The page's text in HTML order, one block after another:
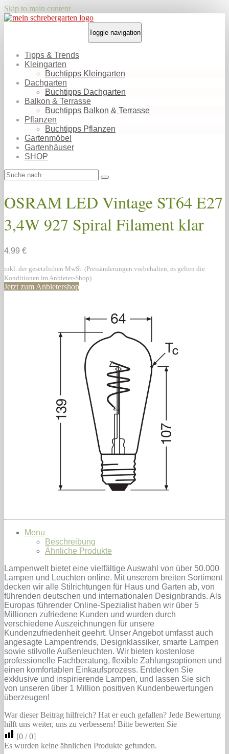
Skip to main content
Toggle navigation
Tipps & Trends
Kleingarten
Buchtipps Kleingarten
Dachgarten
Buchtipps Dachgarten
Balkon & Terrasse
Buchtipps Balkon & Terrasse
Pflanzen
Buchtipps Pflanzen
Gartenmöbel
Gartenhäuser
SHOP
OSRAM LED Vintage ST64 E27
3,4W 927 Spiral Filament klar
4,99 €
inkl. der gesetzlichen MwSt. (Preisänderungen vorbehalten, es gelten die
Konditionen im Anbieter-Shop)
Jetzt zum Anbietershop
Menu
Beschreibung
Ähnliche Produkte
Lampenwelt bietet eine vielfältige Auswahl von über 50.000
Lampen und Leuchten online. Mit unserem breiten Sortiment
decken wir alle Stilrichtungen für Haus und Garten ab, von
führenden deutschen und internationalen Designbrands. Als
Europas führender Online-Spezialist haben wir über 5
Millionen zufriedene Kunden und wurden durch
verschiedene Auszeichnungen für unsere
Kundenzufriedenheit geehrt. Unser Angebot umfasst auch
angesagte Lampentrends, Designklassiker, smarte Lampen
sowie stilvolle Außenleuchten. Wir bieten kostenlose
professionelle Fachberatung, flexible Zahlungsoptionen und
einen komfortablen Einkaufsprozess. Entdecken Sie
exklusive und inspirierende Lampen, und lassen Sie sich
von unseren über 1 Million positiven Kundenbewertungen
überzeugen!
War dieser Beitrag hilfreich? Hat er euch gefallen? Jede Bewertung
hilft uns weiter, uns zu verbessern! Bitte bewerten Sie
[0 /0]
Es wurden keine ähnlichen Produkte gefunden.